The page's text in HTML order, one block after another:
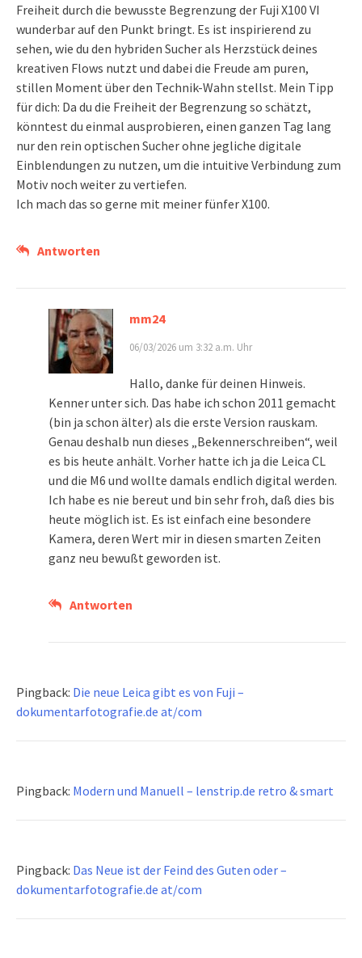
Freiheit durch die bewusste Begrenzung der Fuji X100 VI
wunderbar auf den Punkt bringt. Es ist inspirierend zu
sehen, wie du den hybriden Sucher als Herzstück deines
kreativen Flows nutzt und dabei die Freude am puren,
stillen Moment über den Technik-Wahn stellst. Mein Tipp
für dich: Da du die Freiheit der Begrenzung so schätzt,
könntest du einmal ausprobieren, einen ganzen Tag lang
nur den rein optischen Sucher ohne jegliche digitale
Einblendungen zu nutzen, um die intuitive Verbindung zum
Motiv noch weiter zu vertiefen.
Ich mach das so gerne mit meiner fünfer X100.
Antworten
mm24
06/03/2026 um 3:32 a.m. Uhr
Hallo, danke für deinen Hinweis.
Kenner unter sich. Das habe ich schon 2011 gemacht
(bin ja schon älter) als die erste Version rauskam.
Genau deshalb nun dieses „Bekennerschreiben“, weil
es bis heute anhält. Vorher hatte ich ja die Leica CL
und die M6 und wollte damals endlich digital werden.
Ich habe es nie bereut und bin sehr froh, daß dies bis
heute möglich ist. Es ist einfach eine besondere
Kamera, deren Wert mir in diesen smarten Zeiten
ganz neu bewußt geworden ist.
Antworten
Pingback: Die neue Leica gibt es von Fuji –
dokumentarfotografie.de at/com
Pingback: Modern und Manuell – lenstrip.de retro & smart
Pingback: Das Neue ist der Feind des Guten oder –
dokumentarfotografie.de at/com